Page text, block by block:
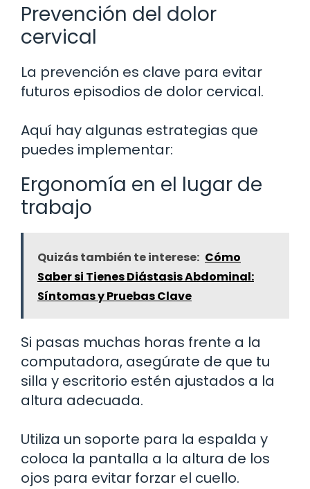
Prevención del dolor
cervical
La prevención es clave para evitar
futuros episodios de dolor cervical.
Aquí hay algunas estrategias que
puedes implementar:
Ergonomía en el lugar de
trabajo
Quizás también te interese: Cómo
Saber si Tienes Diástasis Abdominal:
Síntomas y Pruebas Clave
Si pasas muchas horas frente a la
computadora, asegúrate de que tu
silla y escritorio estén ajustados a la
altura adecuada.
Utiliza un soporte para la espalda y
coloca la pantalla a la altura de los
ojos para evitar forzar el cuello.